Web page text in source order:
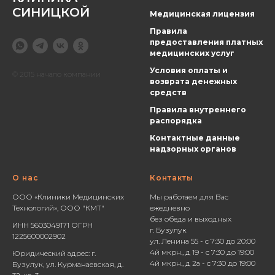
СИНИЦКОЙ
© 2015 начало компании
Медицинская лицензия
Правила
предоставления платных
медицинских услуг
Условия оплаты и
возврата денежных
средств
Правила внутреннего
распорядка
Контактные данные
надзорных органов
О нас
ООО «Клиники Медицинских
Технологий», ООО "КМТ"
ИНН 5603049171 ОГРН
1225600002902
Юридический адрес: г.
Бузулук, ул. Курманаевская, д.
Контакты
Мы работаем для Вас
ежедневно
без обеда и выходных
г. Бузулук
ул. Ленина 55 - с 7:30 до 20:00
4й мкрн., д 19 - с 7:30 до 19:00
4й мкрн., д 2а - с 7:30 до 19:00